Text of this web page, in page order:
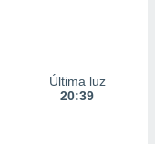
Última luz
20:39